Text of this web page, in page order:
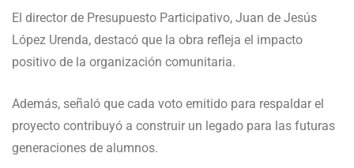
El director de Presupuesto Participativo, Juan de Jesús
López Urenda, destacó que la obra refleja el impacto
positivo de la organización comunitaria.
Además, señaló que cada voto emitido para respaldar el
proyecto contribuyó a construir un legado para las futuras
generaciones de alumnos.